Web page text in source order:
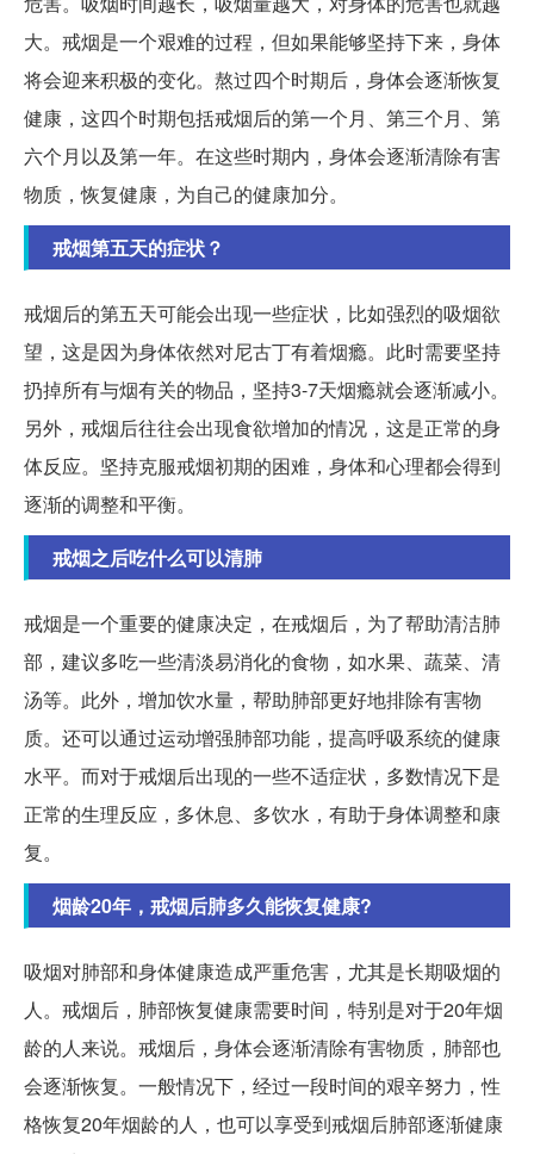
大。戒烟是一个艰难的过程，但如果能够坚持下来，身体
将会迎来积极的变化。熬过四个时期后，身体会逐渐恢复
健康，这四个时期包括戒烟后的第一个月、第三个月、第
六个月以及第一年。在这些时期内，身体会逐渐清除有害
物质，恢复健康，为自己的健康加分。
戒烟第五天的症状？
戒烟后的第五天可能会出现一些症状，比如强烈的吸烟欲
望，这是因为身体依然对尼古丁有着烟瘾。此时需要坚持
扔掉所有与烟有关的物品，坚持3-7天烟瘾就会逐渐减小。
另外，戒烟后往往会出现食欲增加的情况，这是正常的身
体反应。坚持克服戒烟初期的困难，身体和心理都会得到
逐渐的调整和平衡。
戒烟之后吃什么可以清肺
戒烟是一个重要的健康决定，在戒烟后，为了帮助清洁肺
部，建议多吃一些清淡易消化的食物，如水果、蔬菜、清
汤等。此外，增加饮水量，帮助肺部更好地排除有害物
质。还可以通过运动增强肺部功能，提高呼吸系统的健康
水平。而对于戒烟后出现的一些不适症状，多数情况下是
正常的生理反应，多休息、多饮水，有助于身体调整和康
复。
烟龄20年，戒烟后肺多久能恢复健康?
吸烟对肺部和身体健康造成严重危害，尤其是长期吸烟的
人。戒烟后，肺部恢复健康需要时间，特别是对于20年烟
龄的人来说。戒烟后，身体会逐渐清除有害物质，肺部也
会逐渐恢复。一般情况下，经过一段时间的艰辛努力，性
格恢复20年烟龄的人，也可以享受到戒烟后肺部逐渐健康